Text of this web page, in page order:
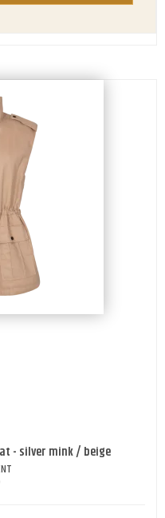
- silver mink / beige